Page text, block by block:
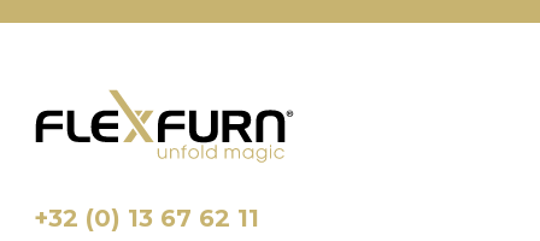
+32 (0) 13 67 62 11